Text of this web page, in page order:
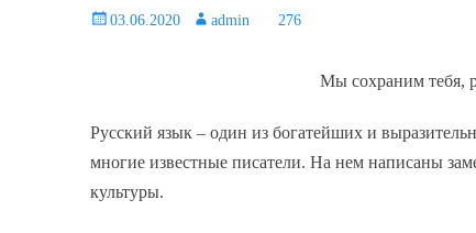
Posted03.06.2020 Author
admin 276
Мы сохраним тебя,
Русский язык – один из богатейших и
многие известные писатели. На нем написаны
культуры.